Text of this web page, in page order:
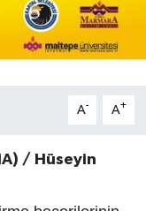
A- A+
/ Hüseyin